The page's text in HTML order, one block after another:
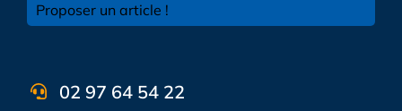
Proposer un article !
02 97 64 54 22